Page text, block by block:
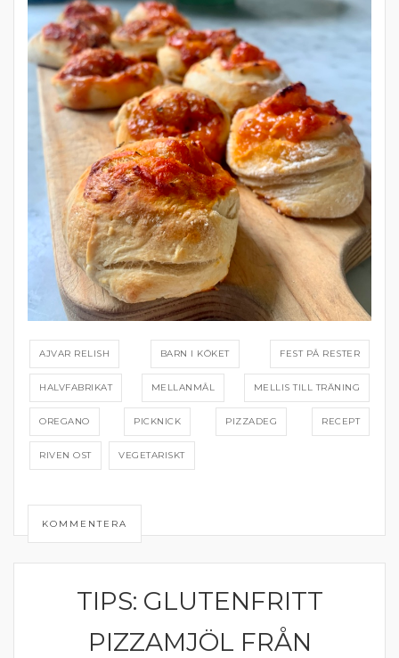
AJVAR RELISH BARN I KÖKET FEST PÅ RESTER
HALVFABRIKAT MELLANMÅL MELLIS TILL TRÄNING
OREGANO PICKNICK PIZZADEG RECEPT
RIVEN OST VEGETARISKT
KOMMENTERA
KOMFORTMATTIPS: GLUTENFRITT
PIZZAMJÖL FRÅN